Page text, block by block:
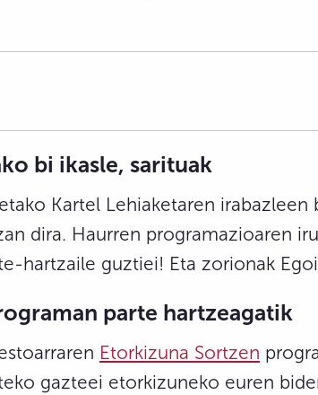
bi ikasle, sarituak
Kartel Lehiaketaren irabazleen
dira. Haurren programazioaren
hartzaile guztiei! Eta zorionak
parte hartzeagatik
Etorkizuna Sortzen
gazteei etorkizuneko euren